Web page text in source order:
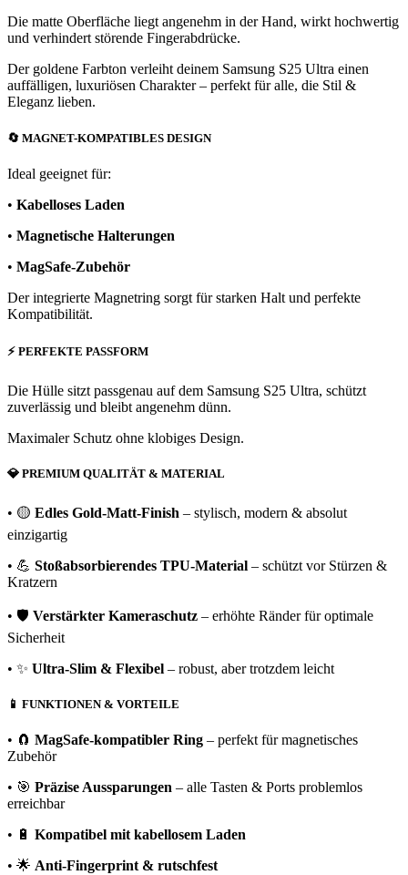
Die matte Oberfläche liegt angenehm in der Hand, wirkt hochwertig
und verhindert störende Fingerabdrücke.
Der goldene Farbton verleiht deinem Samsung S25 Ultra einen
auffälligen, luxuriösen Charakter – perfekt für alle, die Stil &
Eleganz lieben.
🔄 MAGNET-KOMPATIBLES DESIGN
Ideal geeignet für:
• Kabelloses Laden
• Magnetische Halterungen
• MagSafe-Zubehör
Der integrierte Magnetring sorgt für starken Halt und perfekte
Kompatibilität.
⚡ PERFEKTE PASSFORM
Die Hülle sitzt passgenau auf dem Samsung S25 Ultra, schützt
zuverlässig und bleibt angenehm dünn.
Maximaler Schutz ohne klobiges Design.
💎 PREMIUM QUALITÄT & MATERIAL
• 🟡 Edles Gold-Matt-Finish – stylisch, modern & absolut
einzigartig
• 💪 Stoßabsorbierendes TPU-Material – schützt vor Stürzen &
Kratzern
• 🛡️ Verstärkter Kameraschutz – erhöhte Ränder für optimale
Sicherheit
• ✨ Ultra-Slim & Flexibel – robust, aber trotzdem leicht
📱 FUNKTIONEN & VORTEILE
• 🧲 MagSafe-kompatibler Ring – perfekt für magnetisches
Zubehör
• 🎯 Präzise Aussparungen – alle Tasten & Ports problemlos
erreichbar
• 🔋 Kompatibel mit kabellosem Laden
• 🌟 Anti-Fingerprint & rutschfest